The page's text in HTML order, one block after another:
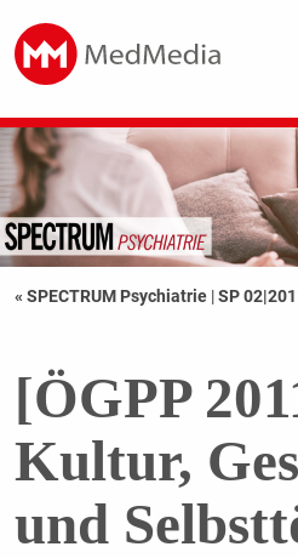
« SPECTRUM Psychiatrie |SP
[ÖGPP
Kultur,
und